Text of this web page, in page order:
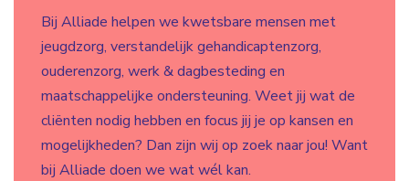
Bij Alliade helpen we kwetsbare mensen met
jeugdzorg, verstandelijk gehandicaptenzorg,
ouderenzorg, werk & dagbesteding en
maatschappelijke ondersteuning. Weet jij wat de
cliënten nodig hebben en focus jij je op kansen en
mogelijkheden? Dan zijn wij op zoek naar jou! Want
bij Alliade doen we wat wél kan.